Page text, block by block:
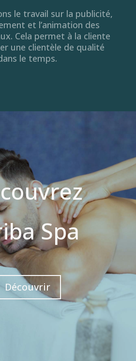
le travail sur la publicité,
et l’animation des
Cela permet à la cliente
une clientèle de qualité
le temps.
Spa
Découvrir